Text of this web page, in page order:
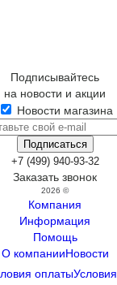
Подписывайтесь
на новости и акции
Новости магазина
+7 (499) 940-93-32
Заказать звонок
2026 ©
Компания
Информация
Помощь
О компанииНовости
оплаты